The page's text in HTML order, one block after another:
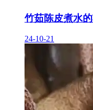
竹茹陈皮煮水
24-10-21